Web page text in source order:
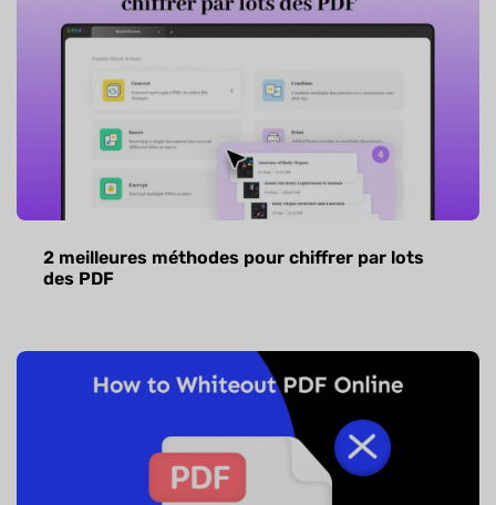
2 meilleures méthodes pour chiffrer par lots
des PDF